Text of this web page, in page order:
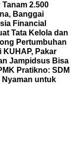
Tanam 2.500
Banggai
Financial
Tata Kelola dan
Pertumbuhan
KUHAP, Pakar
Jampidsus Bisa
Pratikno: SDM
Nyaman untuk